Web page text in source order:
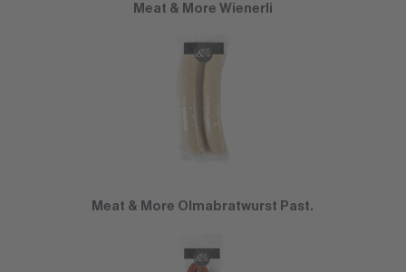
Meat & More Wienerli
Meat & More Olmabratwurst Past.